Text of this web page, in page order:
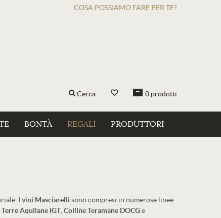
COSA POSSIAMO FARE PER TE?
0 prodotti
Cerca
BONTÀ REGALI PRODUTTORI
I vini Masciarelli sono compresi in numerose linee
Terre Aquilane IGT, Colline Teramane DOCGe